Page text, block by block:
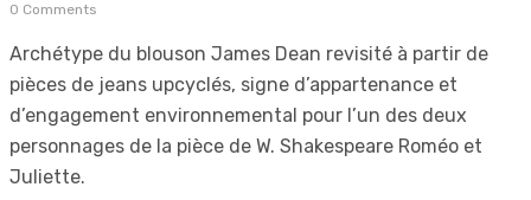
0 Comments
Archétype du blouson James Dean revisité à partir de
pièces de jeans upcyclés, signe d’appartenance et
d’engagement environnemental pour l’un des deux
personnages de la pièce de W. Shakespeare Roméo et
Juliette.